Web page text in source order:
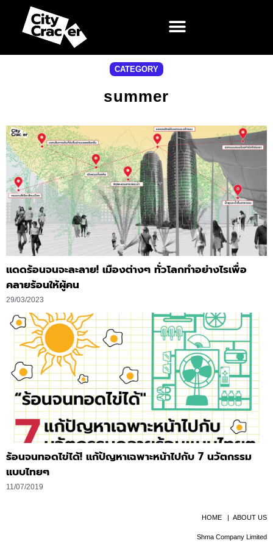
CATEGORY
summer
แดดร้อนจนจะละลาย! เมืองต่างๆ ทั่วโลกทำอย่างไรเพื่อ
คลายร้อนให้ผู้คน
29/03/2023
ร้อนจนทอดไข่ได้! แก้ปัญหาเฉพาะหน้าไปกับ 7 นวัตกรรม
แบบไทยๆ
11/07/2019
HOME | ABOUT US
Shma Company Limited